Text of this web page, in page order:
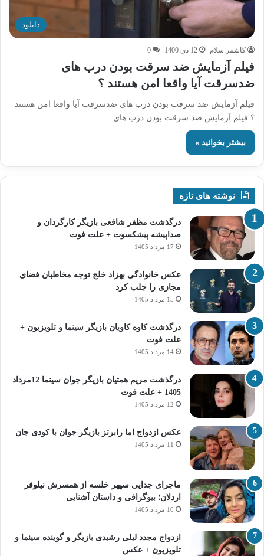
دانلود
کاشمر سلام 12 دی 1400 0
فیلم آزمایش ضد سرقت بودن درب های
ضدسرقت آیا واقعا امن هستند ؟
فیلم آزمایش ضد سرقت بودن درب های ضدسرقت آیا واقعا امن هستند
؟ فیلم آزمایش ضد سرقت بودن درب های…
بیشتر بخوانید »
نوشته های تازه
درگذشت مظفر شافعی بازیگر کارگردان و
صداپیشه پیشکسوت + علت فوت
17 مرداد 1405
عکس خانوادگی بهزاد خلج توجه مخاطبان فضای
مجازی را جلب کرد
15 مرداد 1405
درگذشت کاوه کاویان بازیگر سینما و تلویزیون +
علت فوت
14 مرداد 1405
درگذشت مریم همتیان بازیگر جوان سینما 12مرداد
1405 + علت فوت
12 مرداد 1405
عکس ازدواج اما رابرتز بازیگر جوان با کودی جان
11 مرداد 1405
ماجرای جدایی سپهر خلسه از همسرش نیلوفر
اردلان؛ بیوگرافی و داستان آشنایی
10 مرداد 1405
ازدواج مجدد لیلی رشیدی بازیگر و گوینده سینما و
تلویزیون + عکس